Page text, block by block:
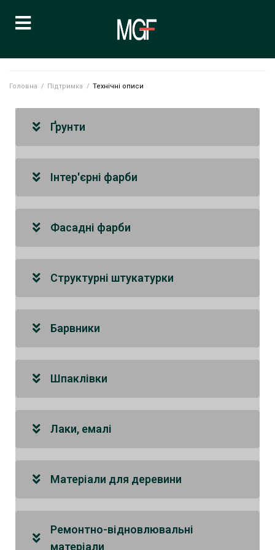
Головна / Підтримка / Технічні описи
Ґрунти
Інтер'єрні фарби
Фасадні фарби
Структурні штукатурки
Барвники
Шпаклівки
Лаки, емалі
Матеріали для деревини
Ремонтно-відновлювальні
матеріали